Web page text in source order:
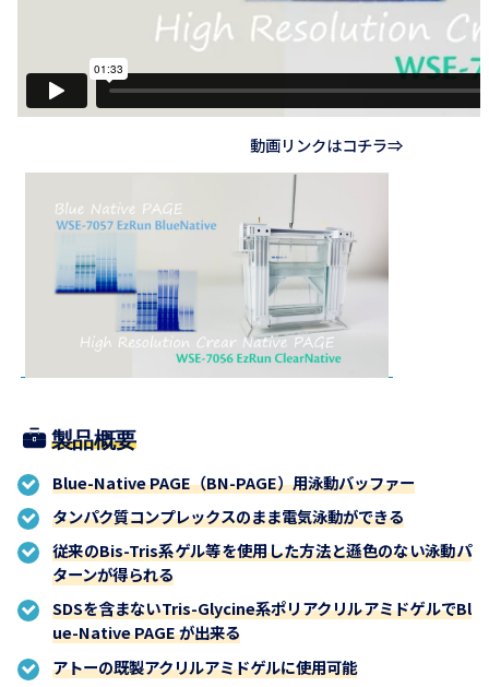
動画リンクはコチラ⇒
製品概要
Blue-Native PAGE（BN-PAGE）用泳動バッファー
タンパク質コンプレックスのまま電気泳動ができる
従来のBis-Tris系ゲル等を使用した方法と遜色のない泳動パ
ターンが得られる
SDSを含まないTris-Glycine系ポリアクリルアミドゲルでBl
ue-Native PAGE が出来る
アトーの既製アクリルアミドゲルに使用可能